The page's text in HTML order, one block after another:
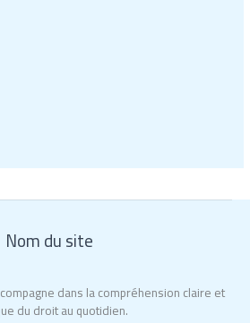
Nom du site
dans la compréhension claire et
du droit au quotidien.